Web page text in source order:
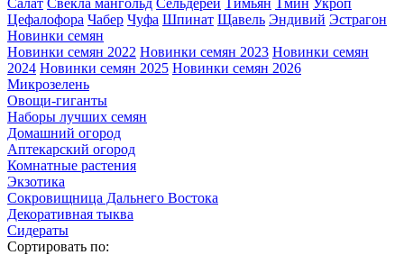
Цефалофора Чабер Чуфа Шпинат Щавель Эндивий Эстрагон
Новинки семян
Новинки семян 2022 Новинки семян 2023 Новинки семян
2024 Новинки семян 2025 Новинки семян 2026
Микрозелень
Овощи-гиганты
Наборы лучших семян
Домашний огород
Аптекарский огород
Комнатные растения
Экзотика
Сокровищница Дальнего Востока
Декоративная тыква
Сидераты
Сортировать по: